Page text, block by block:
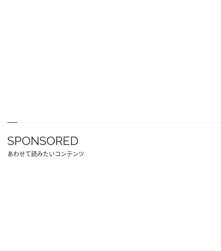
SPONSORED
あわせて読みたいコンテンツ